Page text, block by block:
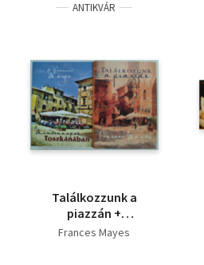
ANTIKVÁR
Találkozzunk a
piazzán +
Mindennapok
Frances Mayes